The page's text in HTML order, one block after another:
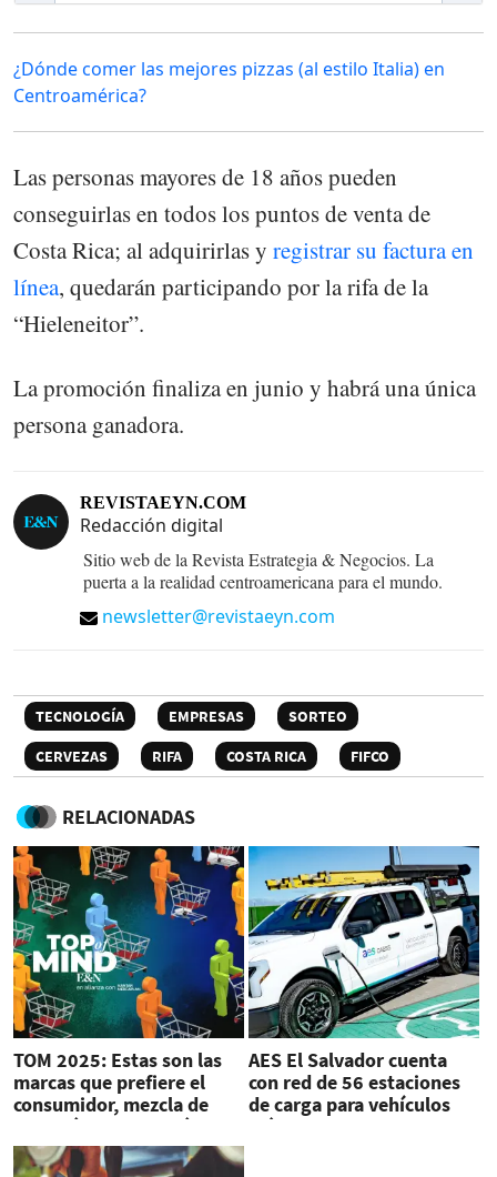
¿Dónde comer las mejores pizzas (al estilo Italia) en
Centroamérica?
Las personas mayores de 18 años pueden
conseguirlas en todos los puntos de venta de
Costa Rica; al adquirirlas y registrar su factura en
línea, quedarán participando por la rifa de la
“Hieleneitor”.
La promoción finaliza en junio y habrá una única
persona ganadora.
REVISTAEYN.COM
Redacción digital
Sitio web de la Revista Estrategia & Negocios. La
puerta a la realidad centroamericana para el mundo.
newsletter@revistaeyn.com
TECNOLOGÍA EMPRESAS
SORTEO
CERVEZAS
RIFA COSTA RICA FIFCO
RELACIONADAS
TOM 2025: Estas son las
marcas que prefiere el
consumidor, mezcla de
tradición y disrupción
AES El Salvador cuenta
con red de 56 estaciones
de carga para vehículos
eléctricos